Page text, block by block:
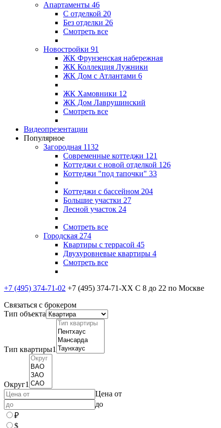
Апартаменты 46
С отделкой 20
Без отделки 26
Смотреть все
Новостройки 91
ЖК Фрунзенская набережная
ЖК Коллекция Лужники
ЖК Дом с Атлантами 6
ЖК Хамовники 12
ЖК Дом Лаврушинский
Смотреть все
Видеопрезентации
Популярное
Загородная 1132
Современные коттеджи 121
Коттеджи с новой отделкой 126
Коттеджи "под тапочки" 33
Коттеджи с бассейном 204
Большие участки 27
Лесной участок 24
Смотреть все
Городская 274
Квартиры с террасой 45
Двухуровневые квартиры 4
Смотреть все
+7 (495) 374-71-02 +7 (495) 374-71-XX С 8 до 22 по Москве
Связаться с брокером
Тип объекта
Тип квартиры1
Округ1
Цена от
до
₽
$